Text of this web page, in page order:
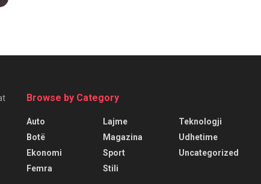
Browse by Category
Auto
Botë
Ekonomi
Femra
Lajme
Magazina
Sport
Stili
Teknologji
Udhetime
Uncategorized